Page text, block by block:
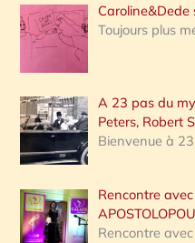
Caroline&Dede
Toujours plus
A 23 pas du
Peters, Robert
Bienvenue à
Rencontre
Rencontre